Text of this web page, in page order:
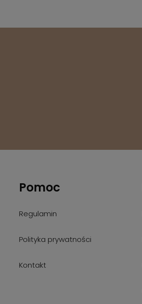
Pomoc
Regulamin
Polityka prywatności
Kontakt